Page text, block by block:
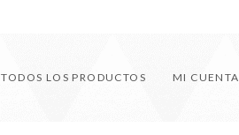
TODOS LOS PRODUCTOS MI CUENTA